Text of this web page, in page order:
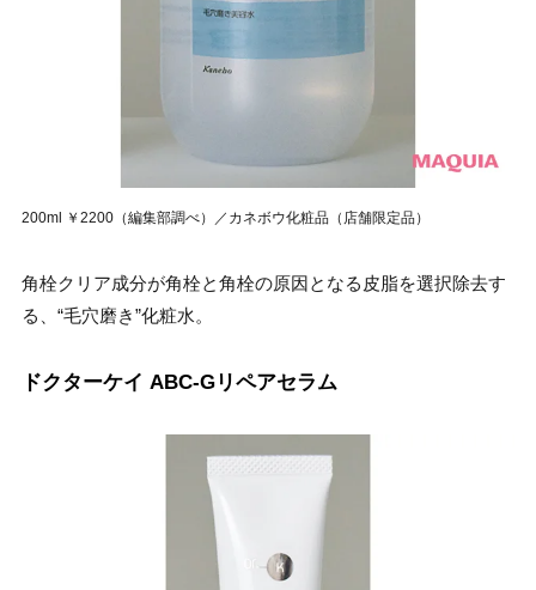
200ml ￥2200（編集部調べ）／カネボウ化粧品（店舗限定品）
角栓クリア成分が角栓と角栓の原因となる皮脂を選択除去す
る、“毛穴磨き”化粧水。
ドクターケイ ABC-Gリペアセラム